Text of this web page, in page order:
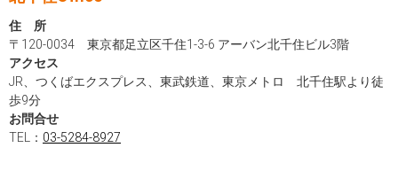
住 所
〒120-0034 東京都足立区千住1-3-6 アーバン北千住ビル3階
アクセス
JR、つくばエクスプレス、東武鉄道、東京メトロ 北千住駅より徒
歩9分
お問合せ
TEL： 03-5284-8927